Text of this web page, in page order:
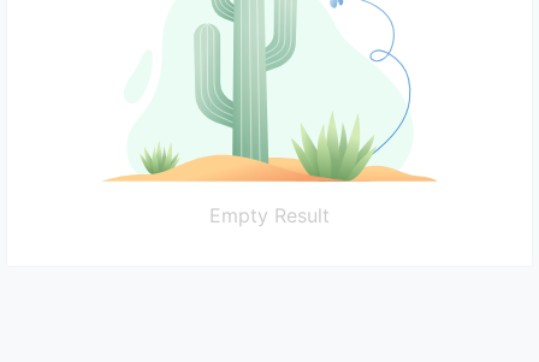
Empty Result